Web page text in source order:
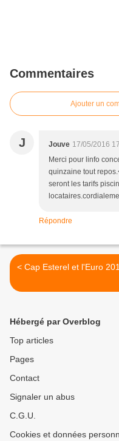
Commentaires
Ajouter un
J Jouve 17/05/2016
Merci pour linfo
quinzaine tout
seront les tarifs
Répondre
< Cap Esterel et l'Euro
Hébergé par Overblog
Top articles
Pages
Contact
Signaler un abus
C.G.U.
Cookies et données